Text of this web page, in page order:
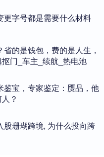
更字号都是需要什么材料
的是钱包，费的是人生，
门_车主_续航_热电池
鉴宝，专家鉴定：赝品，他
？
股珊瑚跨境, 为什么投向跨